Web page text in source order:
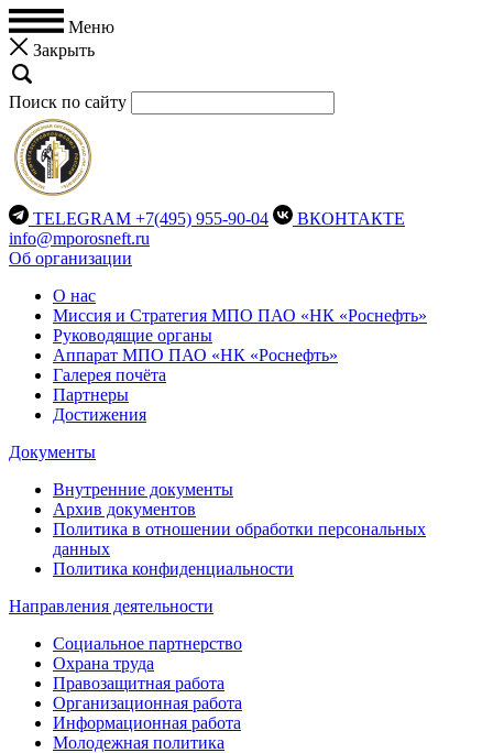
Меню
Закрыть
Поиск по сайту
TELEGRAM +7(495) 955-90-04
ВКОНТАКТЕ
info@mporosneft.ru
Об организации
О нас
Миссия и Стратегия МПО ПАО «НК «Роснефть»
Руководящие органы
Аппарат МПО ПАО «НК «Роснефть»
Галерея почёта
Партнеры
Достижения
Документы
Внутренние документы
Архив документов
Политика в отношении обработки персональных
данных
Политика конфиденциальности
Направления деятельности
Социальное партнерство
Охрана труда
Правозащитная работа
Организационная работа
Информационная работа
Молодежная политика